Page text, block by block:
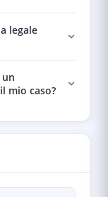
legale
mio caso?